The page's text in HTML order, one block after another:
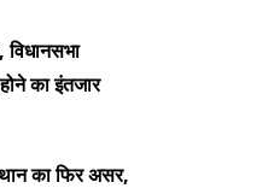
का इंतजार
का फिर असर,